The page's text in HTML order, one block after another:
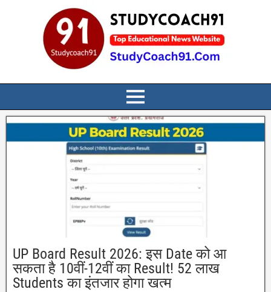
UP Board Result 2026: इस Date को आ
सकता है 10वीं-12वीं का Result! 52 लाख
Students का इंतजार होगा खत्म